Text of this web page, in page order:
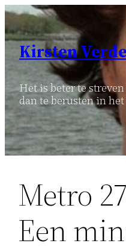
Ga
naar
inhoud
Kirsten
Het is beter te
dan te berusten in
Metro
Een